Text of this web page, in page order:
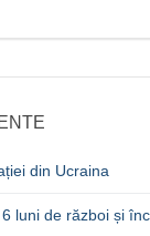
din Ucraina
luni de război și